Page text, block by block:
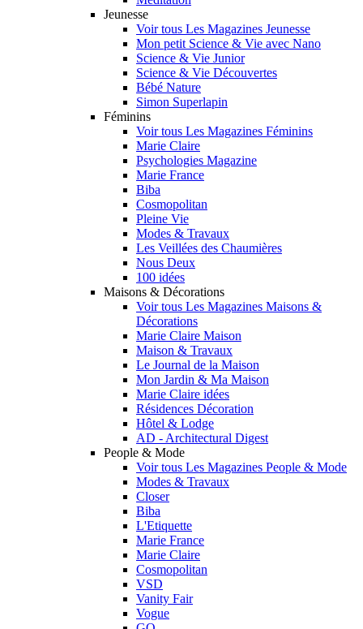
Jeunesse
Voir tous Les Magazines Jeunesse
Mon petit Science & Vie avec Nano
Science & Vie Junior
Science & Vie Découvertes
Bébé Nature
Simon Superlapin
Féminins
Voir tous Les Magazines Féminins
Marie Claire
Psychologies Magazine
Marie France
Biba
Cosmopolitan
Pleine Vie
Modes & Travaux
Les Veillées des Chaumières
Nous Deux
100 idées
Maisons & Décorations
Voir tous Les Magazines Maisons &
Décorations
Marie Claire Maison
Maison & Travaux
Le Journal de la Maison
Mon Jardin & Ma Maison
Marie Claire idées
Résidences Décoration
Hôtel & Lodge
AD - Architectural Digest
People & Mode
Voir tous Les Magazines People & Mode
Modes & Travaux
Closer
Biba
L'Etiquette
Marie France
Marie Claire
Cosmopolitan
VSD
Vanity Fair
Vogue